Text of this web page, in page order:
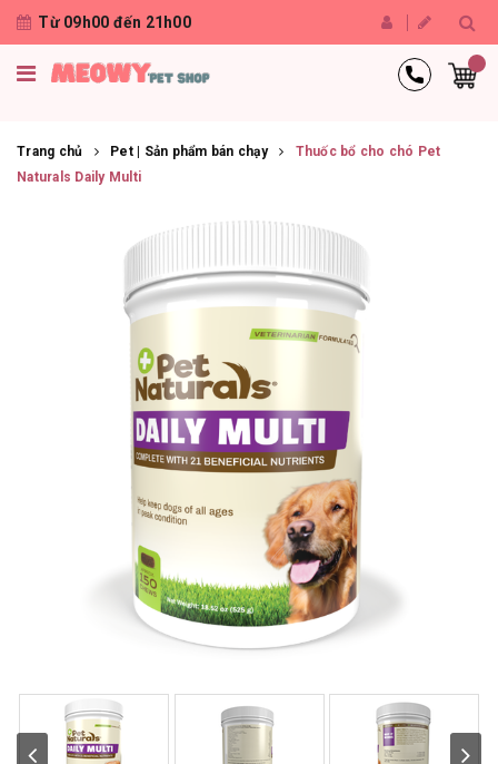
Từ 09h00 đến 21h00
Trang chủ Pet | Sản phẩm bán chạy
Thuốc bổ cho chó Pet
Naturals Daily Multi